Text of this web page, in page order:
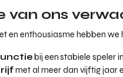
van ons
en enthousiasme hebben
bij een stabiele speler
met al meer dan vijftig jaar